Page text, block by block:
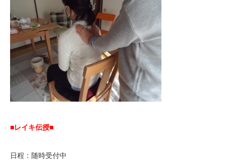
■レイキ伝授■
日程：随時受付中